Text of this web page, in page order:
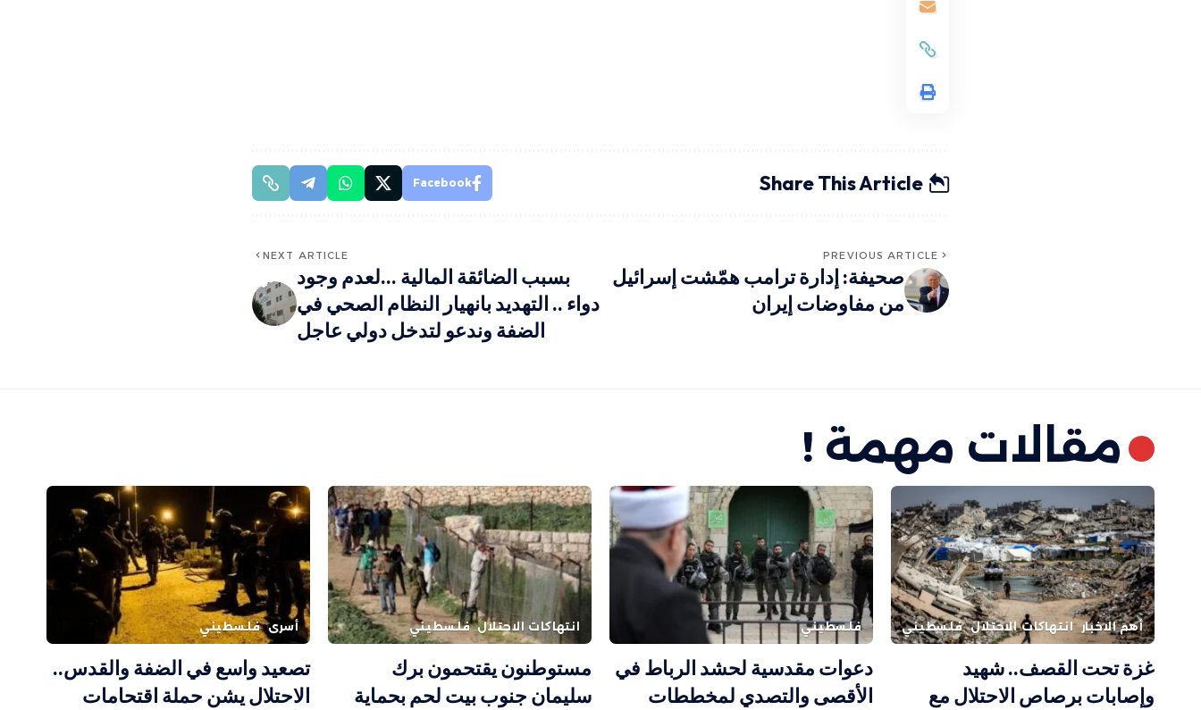
Share This Article
Facebook
PREVIOUS ARTICLE
صحيفة: إدارة ترامب همّشت إسرائيل
من مفاوضات إيران
NEXT ARTICLE
بسبب الضائقة المالية …لعدم وجود
دواء .. التهديد بانهيار النظام الصحي في
الضفة وندعو لتدخل دولي عاجل
مقالات مهمة !
أهم الاخبار انتهاكات الاحتلال فلسطيني
غزة تحت القصف.. شهيد
وإصابات برصاص الاحتلال مع
فلسطيني
دعوات مقدسية لحشد الرباط في
الأقصى والتصدي لمخططات
انتهاكات الاحتلال فلسطيني
مستوطنون يقتحمون برك
سليمان جنوب بيت لحم بحماية
أسرى فلسطيني
تصعيد واسع في الضفة والقدس..
الاحتلال يشن حملة اقتحامات